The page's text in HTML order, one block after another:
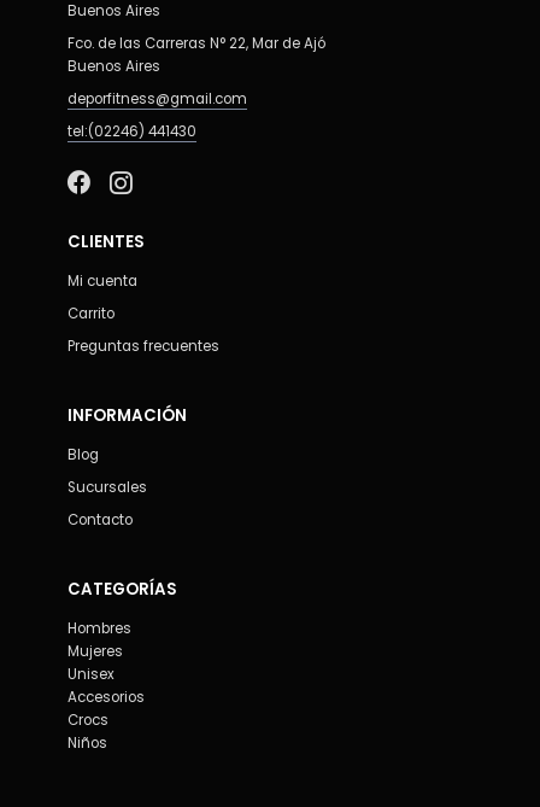
Buenos Aires
Fco. de las Carreras N° 22, Mar de Ajó
Buenos Aires
deporfitness@gmail.com
tel:(02246) 441430
CLIENTES
Mi cuenta
Carrito
Preguntas frecuentes
INFORMACIÓN
Blog
Sucursales
Contacto
CATEGORÍAS
Hombres
Mujeres
Unisex
Accesorios
Crocs
Niños